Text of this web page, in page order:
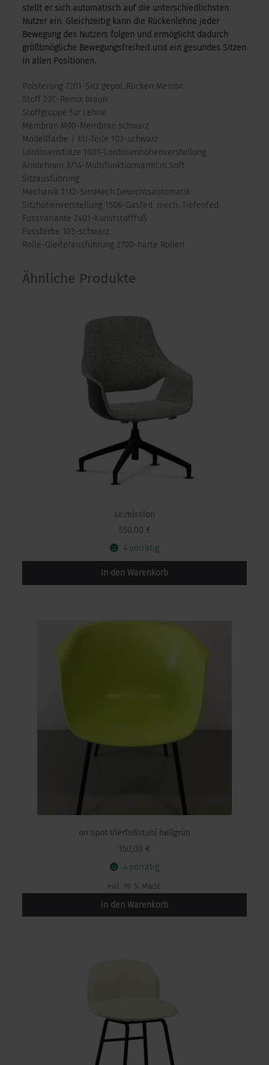
stellt er sich automatisch auf die unterschiedlichsten
Nutzer ein. Gleichzeitig kann die Rückenlehne jeder
Bewegung des Nutzers folgen und ermöglicht dadurch
größtmögliche Bewegungsfreiheit und ein gesundes Sitzen
in allen Positionen.
Polsterung 7201-Sitz gepol.,Rücken Membr.
Stoff 23C-Remix braun
Stoffgruppe für Lehne
Membran M90-Membran schwarz
Modellfarbe / KU-Teile 103-schwarz
Lordosenstütze 1801-Lordosenhöhenverstellung
Armlehnen 3714-Multifunktionsarml.m.Soft
Sitzausführung
Mechanik 1112-SimMech.Gewichtsautomatik
Sitzhöhenverstellung 1506-Gasfed. mech. Tiefenfed.
Fussvariante 2401-Kunststofffuß
Fussfarbe 103-schwarz
Rolle-Gleiterausführung 2700-harte Rollen
Ähnliche Produkte
se:mission
550,00 €
4 vorrätig
In den Warenkorb
on spot Vierfußstuhl hellgrün
150,00 €
4 vorrätig
inkl. 19 % MwSt.
In den Warenkorb